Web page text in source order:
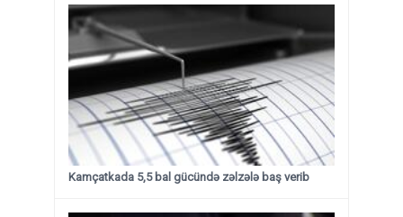
Kamçatkada 5,5 bal gücündə zəlzələ baş verib